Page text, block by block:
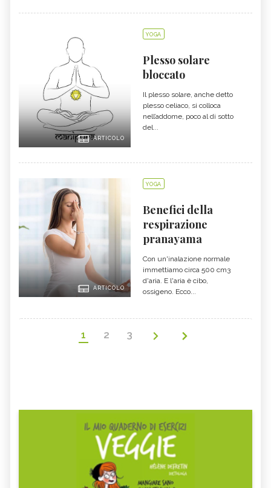
ARTICOLO
YOGA
Plesso solare
bloccato
Il plesso solare, anche detto
plesso celiaco, si colloca
nell’addome, poco al di sotto
del...
ARTICOLO
YOGA
Benefici della
respirazione
pranayama
Con un'inalazione normale
immettiamo circa 500 cm3
d'aria. E l'aria è cibo,
ossigeno. Ecco...
1 2 3